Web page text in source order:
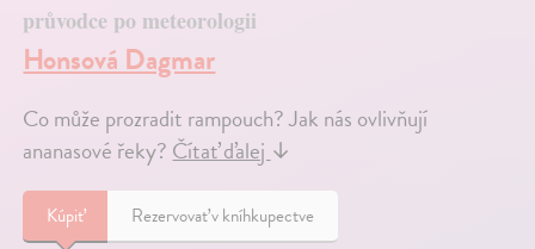
průvodce po meteorologii
Honsová Dagmar
Co může prozradit rampouch? Jak nás ovlivňují
ananasové řeky?Čítať ďalej↓
Kúpiť Rezervovať v kníhkupectve